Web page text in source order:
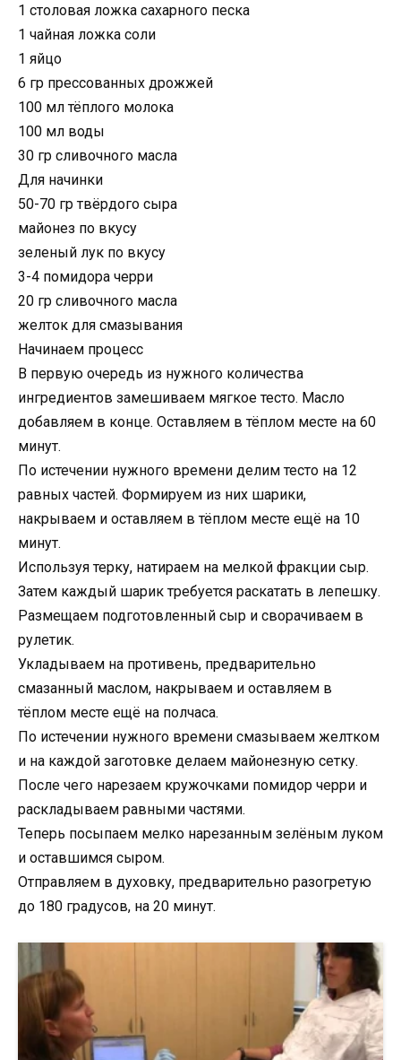
1 столовая ложка сахарного песка
1 чайная ложка соли
1 яйцо
6 гр прессованных дрожжей
100 мл тёплого молока
100 мл воды
30 гр сливочного масла
Для начинки
50-70 гр твёрдого сыра
майонез по вкусу
зеленый лук по вкусу
3-4 помидора черри
20 гр сливочного масла
желток для смазывания
Начинаем процесс
В первую очередь из нужного количества
ингредиентов замешиваем мягкое тесто. Масло
добавляем в конце. Оставляем в тёплом месте на 60
минут.
По истечении нужного времени делим тесто на 12
равных частей. Формируем из них шарики,
накрываем и оставляем в тёплом месте ещё на 10
минут.
Используя терку, натираем на мелкой фракции сыр.
Затем каждый шарик требуется раскатать в лепешку.
Размещаем подготовленный сыр и сворачиваем в
рулетик.
Укладываем на противень, предварительно
смазанный маслом, накрываем и оставляем в
тёплом месте ещё на полчаса.
По истечении нужного времени смазываем желтком
и на каждой заготовке делаем майонезную сетку.
После чего нарезаем кружочками помидор черри и
раскладываем равными частями.
Теперь посыпаем мелко нарезанным зелёным луком
и оставшимся сыром.
Отправляем в духовку, предварительно разогретую
до 180 градусов, на 20 минут.